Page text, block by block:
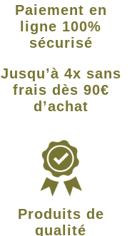
Paiement en
ligne 100%
sécurisé
Jusqu’à 4x sans
frais dès 90€
d’achat
Produits de
qualité